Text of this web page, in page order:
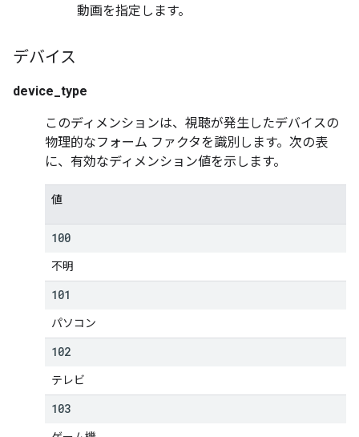
動画を指定します。
デバイス
device_type
このディメンションは、視聴が発生したデバイスの
物理的なフォーム ファクタを識別します。次の表
に、有効なディメンション値を示します。
値
100
不明
101
パソコン
102
テレビ
103